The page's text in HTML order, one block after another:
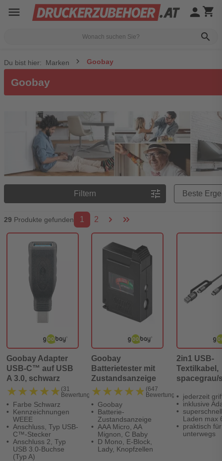
menu
search
person shopping_cart
Du bist hier: Marken Goobay
Goobay
Filtern tune
29 Produkte gefunden 1 2
Goobay Adapter
USB-C™ auf USB
A 3.0, schwarz
★★★★★
★★★★★ (31
Bewertungen)
Farbe Schwarz
Kennzeichnungen
WEEE
Anschluss, Typ USB-
C™-Stecker
Anschluss 2, Typ
USB 3.0-Buchse
(Typ A)
Goobay
Batterietester mit
Zustandsanzeige
★★★★★
★★★★★ (647
Bewertungen)
Goobay
Batterie-
Zustandsanzeige
AAA Micro, AA
Mignon, C Baby
D Mono, E-Block,
Lady, Knopfzellen
2in1 USB-
Textilkabel,
spacegrau/
jederzeit
inklusive
Laden max
praktisch für
unterwegs